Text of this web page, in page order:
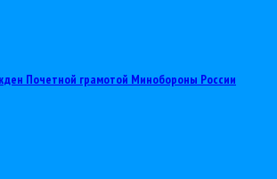
Почетной грамотой Минобороны России